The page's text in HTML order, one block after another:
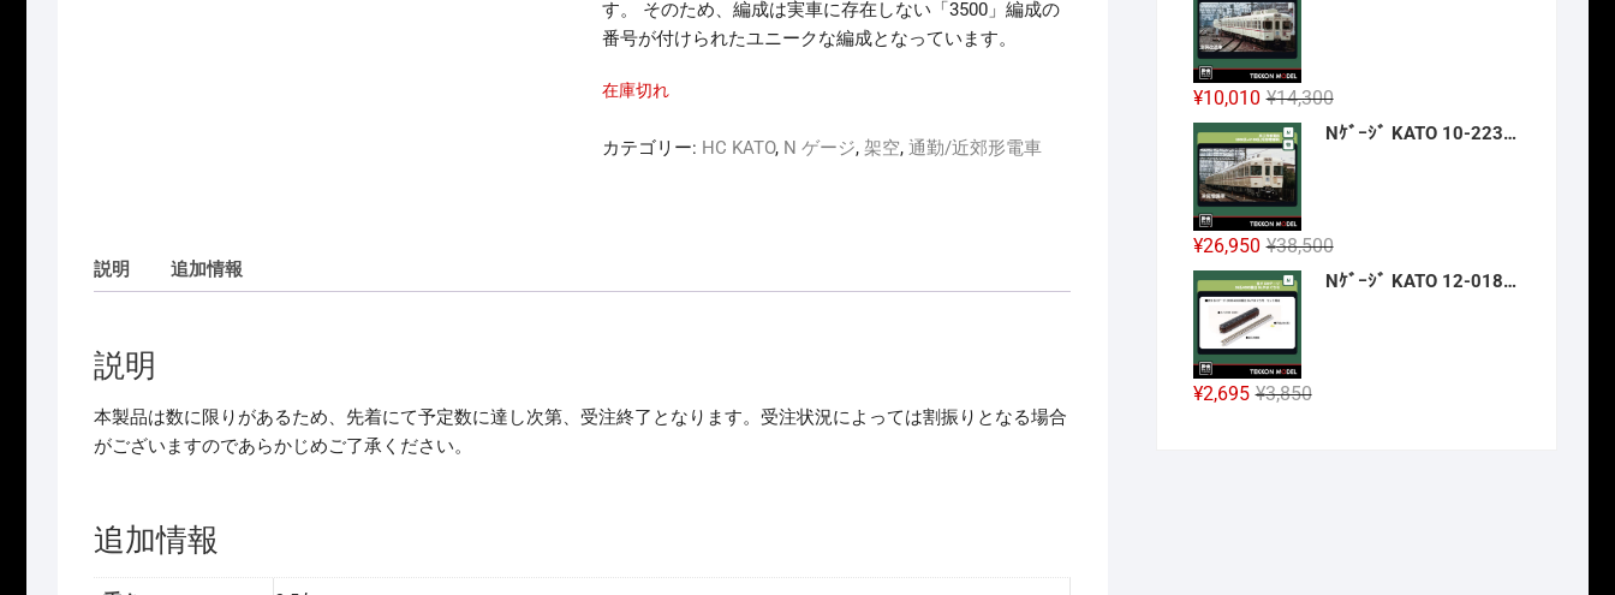
す。 そのため、編成は実車に存在しない「3500」編成の
番号が付けられたユニークな編成となっています。
在庫切れ
カテゴリー: HC KATO, N ゲージ,架空,通勤/近郊形電車
説明 追加情報
説明
本製品は数に限りがあるため、先着にて予定数に達し次第、受注終了となります。受注状況によっては割振りとなる場合
がございますのであらかじめご了承ください。
追加情報
¥32,450
で
は
¥24,338
¥14,300元
の
¥14,300
で
¥10,010
現
在
は
¥10,010
Nｹﾞｰｼﾞ KATO 10-2237 京王帝都電鉄5000系+5100系(冷房増備車) 7両ｾｯﾄ 【特別企画品】 新製品 2026年12月予定
¥38,500元
の
¥26,950
現
在
Nｹﾞｰｼﾞ KATO 12-018 旅するNｹﾞｰｼﾞ 35系4000番台 SLやまぐち号 新製品 2026年12月予定
¥3,850元
¥2,695
現